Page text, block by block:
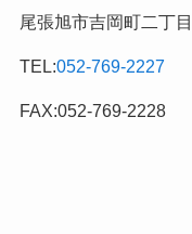
尾張旭市吉岡町二丁
TEL:052-769-2227
FAX:052-769-2228